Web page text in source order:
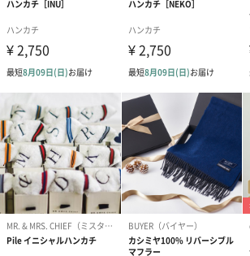
メッセージカード（通常・写真・グリ
誕生日や結婚祝い・出産祝いなど、様々なシ
ードを同梱します。
メッセージカードや封筒のデザインは一部変
す。